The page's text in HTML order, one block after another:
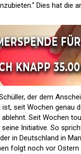
Dies hat die
der dem
seit Wochen genau
Seit Wochen
Initiative. So
in Deutschland in
folgt noch vor